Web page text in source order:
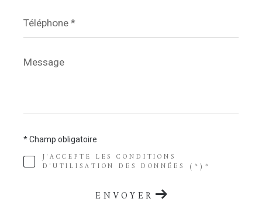
*
Message
*
J'ACCEPTE LES CONDITIONS
D'UTILISATION DES DONNÉES (*)*
* Champ obligatoire
ENVOYER